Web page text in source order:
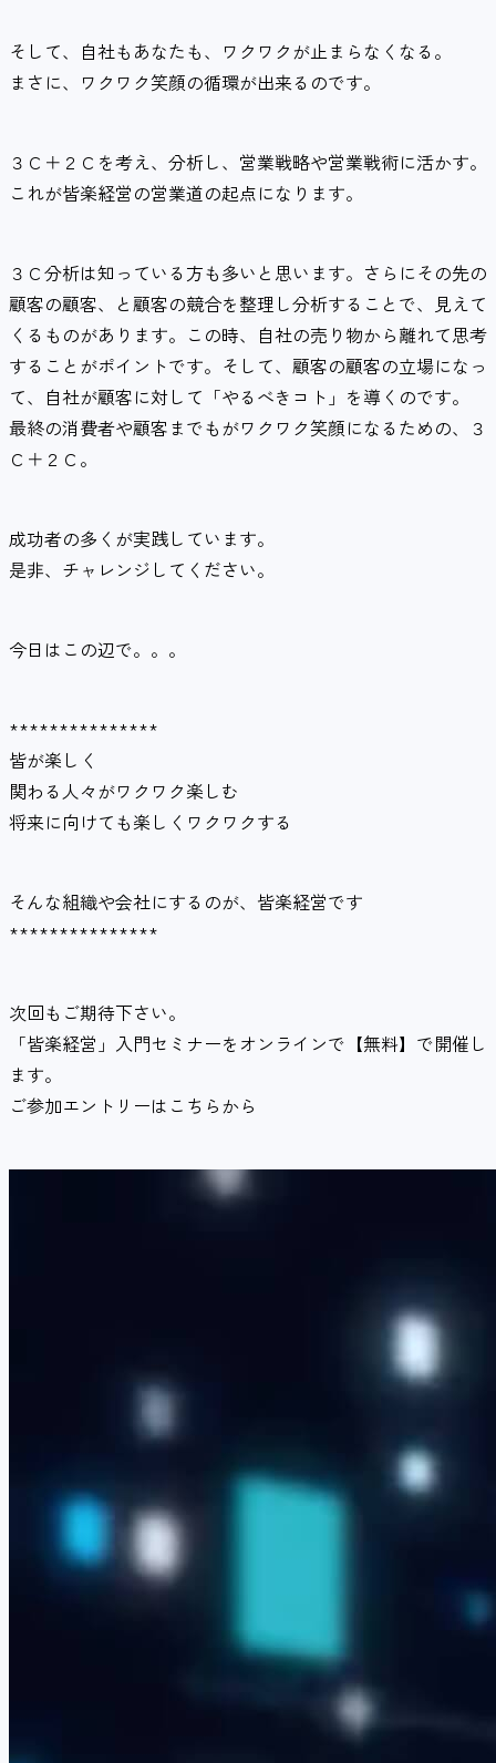
そして、自社もあなたも、ワクワクが止まらなくなる。
まさに、ワクワク笑顔の循環が出来るのです。
３Ｃ＋２Ｃを考え、分析し、営業戦略や営業戦術に活かす。
これが皆楽経営の営業道の起点になります。
３Ｃ分析は知っている方も多いと思います。さらにその先の
顧客の顧客、と顧客の競合を整理し分析することで、見えて
くるものがあります。この時、自社の売り物から離れて思考
することがポイントです。そして、顧客の顧客の立場になっ
て、自社が顧客に対して「やるべきコト」を導くのです。
最終の消費者や顧客までもがワクワク笑顔になるための、３
Ｃ＋２Ｃ。
成功者の多くが実践しています。
是非、チャレンジしてください。
今日はこの辺で。。。
***************
皆が楽しく
関わる人々がワクワク楽しむ
将来に向けても楽しくワクワクする
そんな組織や会社にするのが、皆楽経営です
***************
次回もご期待下さい。
「皆楽経営」入門セミナーをオンラインで【無料】で開催し
ます。
ご参加エントリーはこちらから